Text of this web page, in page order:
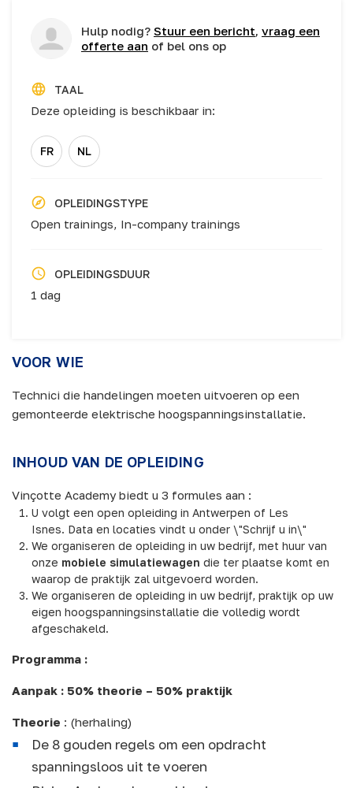
VOOR WIE
Technici die handelingen moeten uitvoeren op een
gemonteerde elektrische hoogspanningsinstallatie.
INHOUD VAN DE OPLEIDING
Vinçotte Academy biedt u 3 formules aan :
U volgt een open opleiding in Antwerpen of Les
Isnes. Data en locaties vindt u onder \"Schrijf u in\"
We organiseren de opleiding in uw bedrijf, met huur van
onze mobiele simulatiewagen die ter plaatse komt en
waarop de praktijk zal uitgevoerd worden.
We organiseren de opleiding in uw bedrijf, praktijk op uw
eigen hoogspanningsinstallatie die volledig wordt
afgeschakeld.
Programma :
Aanpak : 50% theorie – 50% praktijk
Theorie : (herhaling)
De 8 gouden regels om een opdracht
spanningsloos uit te voeren
Hulp nodig? Stuur een bericht, vraag een
offerte aan of bel ons op
TAAL
Deze opleiding is beschikbaar in:
FR NL
OPLEIDINGSTYPE
Open trainings, In-company trainings
OPLEIDINGSDUUR
1 dag